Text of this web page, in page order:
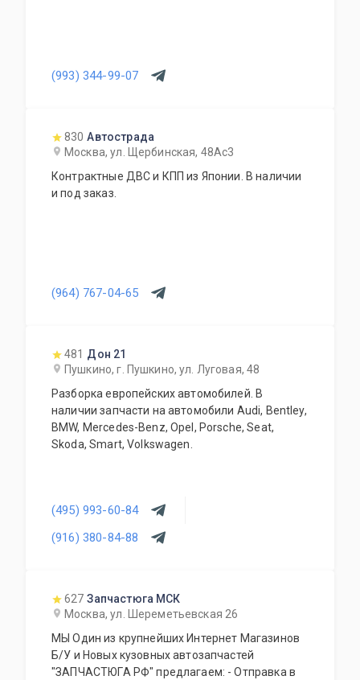
(993) 344-99-07
830 Автострада
Москва, ул. Щербинская, 48Ас3
Контрактные ДВС и КПП из Японии. В наличии
и под заказ.
(964) 767-04-65
481 Дон 21
Пушкино, г. Пушкино, ул. Луговая, 48
Разборка европейских автомобилей. В
наличии запчасти на автомобили Audi, Bentley,
BMW, Mercedes-Benz, Opel, Porsche, Seat,
Skoda, Smart, Volkswagen.
(495) 993-60-84
(916) 380-84-88
627 Запчастюга МСК
Москва, ул. Шереметьевская 26
МЫ Один из крупнейших Интернет Магазинов
Б/У и Новых кузовных автозапчастей
"ЗАПЧАСТЮГА РФ" предлагаем: - Отправка в